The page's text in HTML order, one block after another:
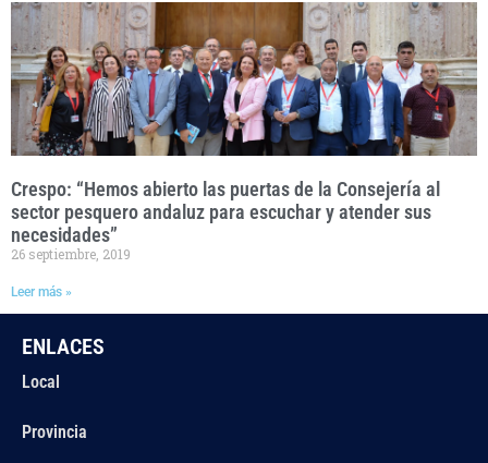
Crespo: “Hemos abierto las puertas de la Consejería al
sector pesquero andaluz para escuchar y atender sus
necesidades”
26 septiembre, 2019
Leer más »
ENLACES
Local
Provincia